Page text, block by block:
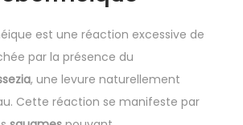
est une réaction excessive de
par la présence du
, une levure naturellement
Cette réaction se manifeste par